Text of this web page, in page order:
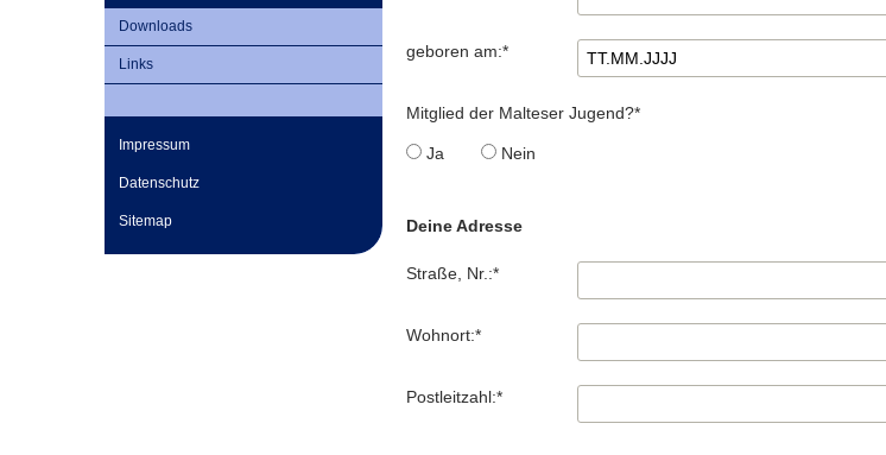
Downloads
Links
Impressum
Datenschutz
Sitemap
geboren am:*
Mitglied der Malteser Jugend?*
Ja Nein
Deine Adresse
Straße, Nr.:*
Wohnort:*
Postleitzahl:*